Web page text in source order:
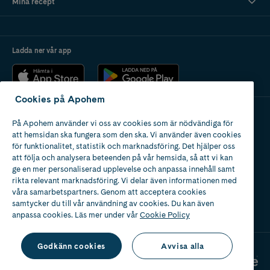
Ladda ner vår app
Apotek med tillstånd
av Läkemedelsverket
Cookies på Apohem
På Apohem använder vi oss av cookies som är nödvändiga för
att hemsidan ska fungera som den ska. Vi använder även cookies
för funktionalitet, statistik och marknadsföring. Det hjälper oss
att följa och analysera beteenden på vår hemsida, så att vi kan
ge en mer personaliserad upplevelse och anpassa innehåll samt
rikta relevant marknadsföring. Vi delar även informationen med
våra samarbetspartners. Genom att acceptera cookies
samtycker du till vår användning av cookies. Du kan även
anpassa cookies. Läs mer under vårCookie Policy
Godkänn cookies Avvisa alla